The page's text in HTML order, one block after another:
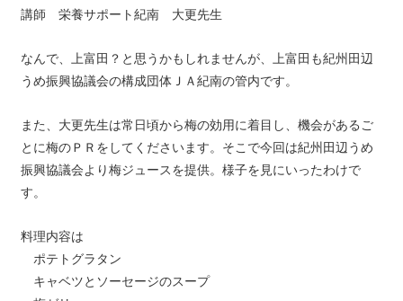
講師 栄養サポート紀南 大更先生
なんで、上富田？と思うかもしれませんが、上富田も紀州田辺
うめ振興協議会の構成団体ＪＡ紀南の管内です。
また、大更先生は常日頃から梅の効用に着目し、機会があるご
とに梅のＰＲをしてくださいます。そこで今回は紀州田辺うめ
振興協議会より梅ジュースを提供。様子を見にいったわけで
す。
料理内容は
ポテトグラタン
キャベツとソーセージのスープ